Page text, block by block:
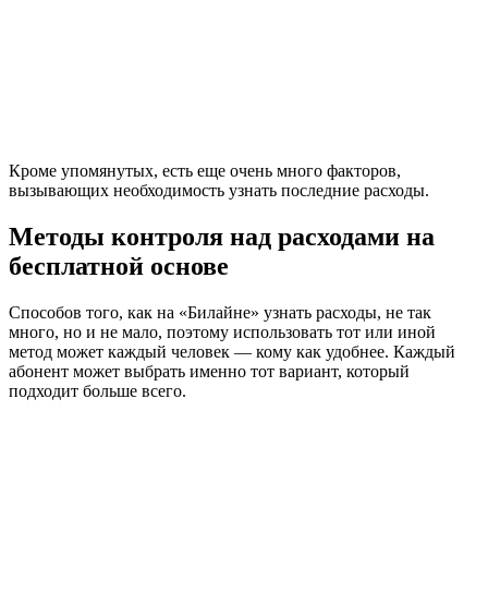
Кроме упомянутых, есть еще очень много факторов,
вызывающих необходимость узнать последние расходы.
Методы контроля над расходами на
бесплатной основе
Способов того, как на «Билайне» узнать расходы, не так
много, но и не мало, поэтому использовать тот или иной
метод может каждый человек — кому как удобнее. Каждый
абонент может выбрать именно тот вариант, который
подходит больше всего.